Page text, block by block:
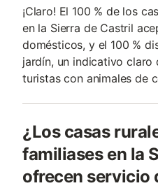
¡Claro! El 100 % de los
en la Sierra de Castril
domésticos, y el 100 %
jardín, un indicativo claro
turistas con animales de
¿Los casas
familiases en la
ofrecen servicio